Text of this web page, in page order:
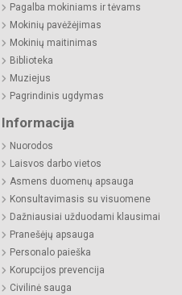
Pagalba mokiniams ir tėvams
Mokinių pavėžėjimas
Mokinių maitinimas
Biblioteka
Muziejus
Pagrindinis ugdymas
Informacija
Nuorodos
Laisvos darbo vietos
Asmens duomenų apsauga
Konsultavimasis su visuomene
Dažniausiai užduodami klausimai
Pranešėjų apsauga
Personalo paieška
Korupcijos prevencija
Civilinė sauga